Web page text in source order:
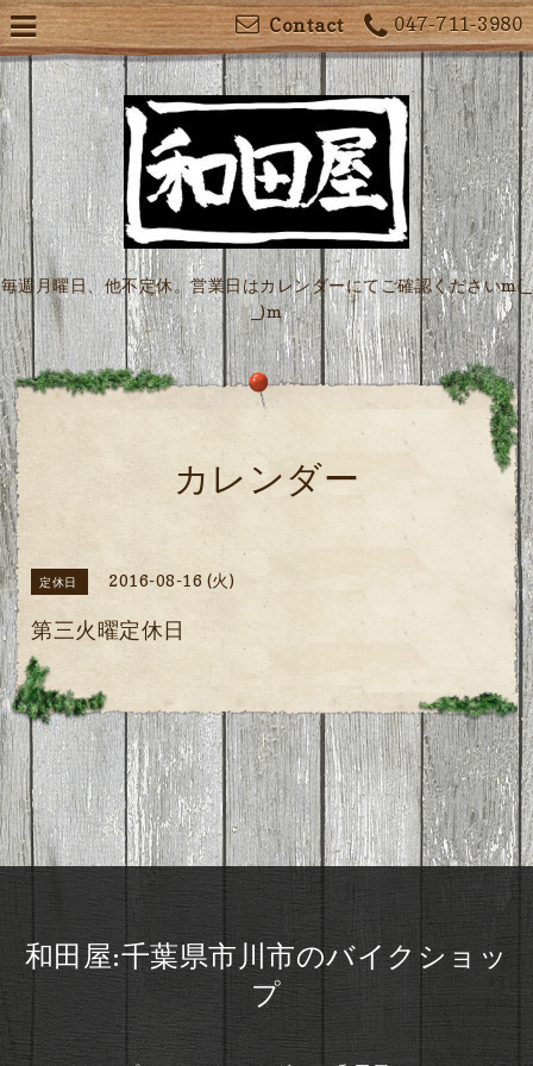
047-711-3980
Contact
毎週月曜日、他不定休。営業日はカレンダーにてご確認くださいm(_
_)m
カレンダー
定休日 2016-08-16 (火)
第三火曜定休日
和田屋:千葉県市川市のバイクショッ
プ